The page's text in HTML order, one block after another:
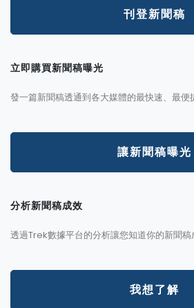
刊登新聞稿
立即購買新聞稿曝光
發一篇新聞稿透通到各大媒體的最快速、最便
讓新聞稿曝光
分析新聞稿成效
透過Trek數據平台的分析讓您知道你的新聞稿
我想了解